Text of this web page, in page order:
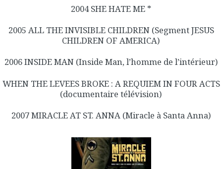
2004 SHE HATE ME *
2005 ALL THE INVISIBLE CHILDREN (Segment JESUS
CHILDREN OF AMERICA)
2006 INSIDE MAN (Inside Man, l’homme de l’intérieur)
WHEN THE LEVEES BROKE : A REQUIEM IN FOUR ACTS
(documentaire télévision)
2007 MIRACLE AT ST. ANNA (Miracle à Santa Anna)